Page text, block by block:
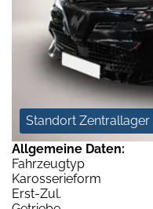
Standort Zentrallager
Allgemeine Daten:
Fahrzeugtyp
Karosserieform
Erst-Zul.